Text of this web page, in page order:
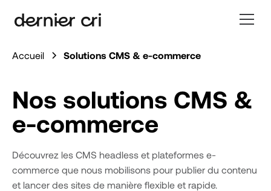
Accueil Solutions CMS & e-commerce
Nos solutions CMS &
e-commerce
Découvrez les CMS headless et plateformes e-
commerce que nous mobilisons pour publier du contenu
et lancer des sites de manière flexible et rapide.